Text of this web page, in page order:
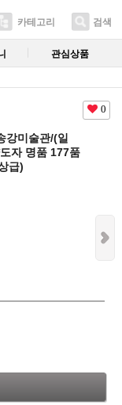
카테고리 검색
관심상품
0
강미술관/(일
자 명품 177품
급)